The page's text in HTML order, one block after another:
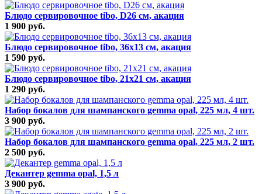
Блюдо сервировочное tibo, D26 см, акация
1 900 руб.
Блюдо сервировочное tibo, 36х13 см, акация
1 590 руб.
Блюдо сервировочное tibo, 21х21 см, акация
1 290 руб.
Набор бокалов для шампанского gemma opal, 225 мл, 4 шт.
3 900 руб.
Набор бокалов для шампанского gemma opal, 225 мл, 2 шт.
2 500 руб.
Декантер gemma opal, 1,5 л
3 900 руб.